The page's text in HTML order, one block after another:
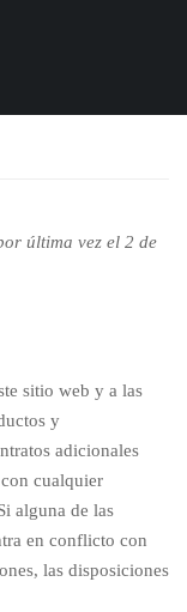
última vez el 2 de
sitio web y a las
y
adicionales
cualquier
alguna de las
en conflicto con
las disposiciones